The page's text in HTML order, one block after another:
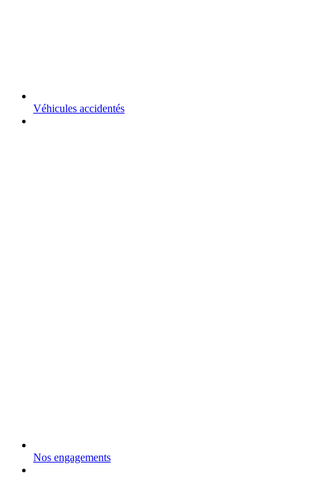
Véhicules accidentés
Nos engagements